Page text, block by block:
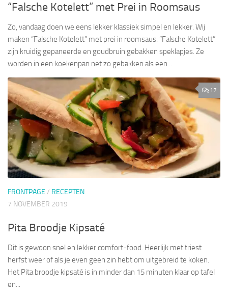
“Falsche Kotelett” met Prei in Roomsaus
Zo, vandaag doen we eens lekker klassiek simpel en lekker. Wij
maken “Falsche Kotelett” met prei in roomsaus. “Falsche Kotelett”
zijn kruidig gepaneerde en goudbruin gebakken speklapjes. Ze
worden in een koekenpan net zo gebakken als een...
17
FRONTPAGE / RECEPTEN
7 NOVEMBER 2019
Pita Broodje Kipsaté
Dit is gewoon snel en lekker comfort-food. Heerlijk met triest
herfst weer of als je even geen zin hebt om uitgebreid te koken.
Het Pita broodje kipsaté is in minder dan 15 minuten klaar op tafel
en...